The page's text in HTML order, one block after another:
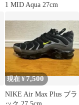
1 MID Aqua 27cm
現在 ¥7,500
NIKE Air Max Plus ブラ